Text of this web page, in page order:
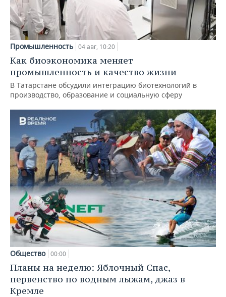
Промышленность 04 авг, 10:20
Как биоэкономика меняет
промышленность и качество жизни
В Татарстане обсудили интеграцию биотехнологий в
производство, образование и социальную сферу
Общество 00:00
Планы на неделю: Яблочный Спас,
первенство по водным лыжам, джаз в
Кремле